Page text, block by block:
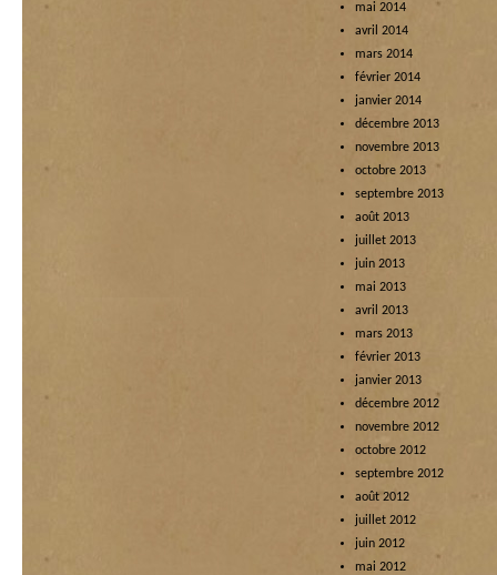
mai 2014
avril 2014
mars 2014
février 2014
janvier 2014
décembre 2013
novembre 2013
octobre 2013
septembre 2013
août 2013
juillet 2013
juin 2013
mai 2013
avril 2013
mars 2013
février 2013
janvier 2013
décembre 2012
novembre 2012
octobre 2012
septembre 2012
août 2012
juillet 2012
juin 2012
mai 2012